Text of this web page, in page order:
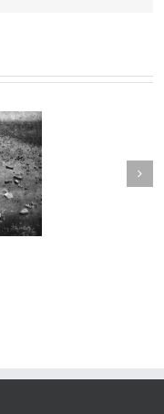
Sortilège #033